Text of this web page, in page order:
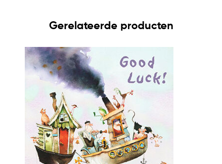
Gerelateerde producten